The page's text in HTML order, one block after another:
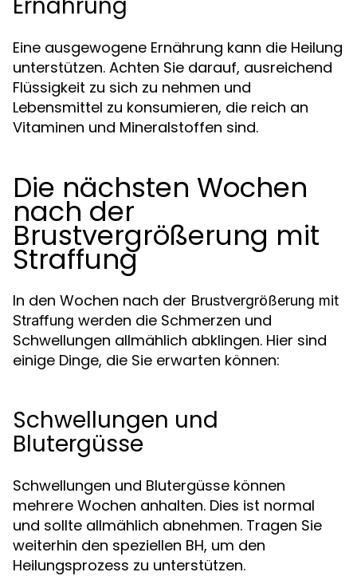
Eine ausgewogene Ernährung kann die Heilung
unterstützen. Achten Sie darauf, ausreichend
Flüssigkeit zu sich zu nehmen und
Lebensmittel zu konsumieren, die reich an
Vitaminen und Mineralstoffen sind.
Die nächsten Wochen
nach der
Brustvergrößerung mit
Straffung
In den Wochen nach der Brustvergrößerung mit
Straffung werden die Schmerzen und
Schwellungen allmählich abklingen. Hier sind
einige Dinge, die Sie erwarten können:
Schwellungen und
Blutergüsse
Schwellungen und Blutergüsse können
mehrere Wochen anhalten. Dies ist normal
und sollte allmählich abnehmen. Tragen Sie
weiterhin den speziellen BH, um den
Heilungsprozess zu unterstützen.